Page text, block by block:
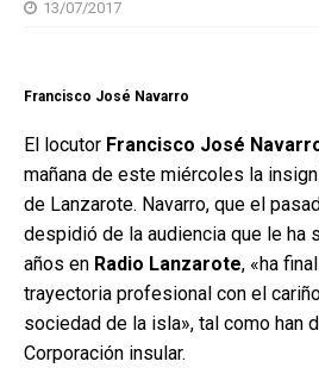
13/07/2017
Francisco José Navarro
El locutor Francisco José
mañana de este miércoles la
de Lanzarote. Navarro, que el
despidió de la audiencia que le ha
años en Radio Lanzarote, «ha
trayectoria profesional con el
sociedad de la isla», tal como han
Corporación insular.